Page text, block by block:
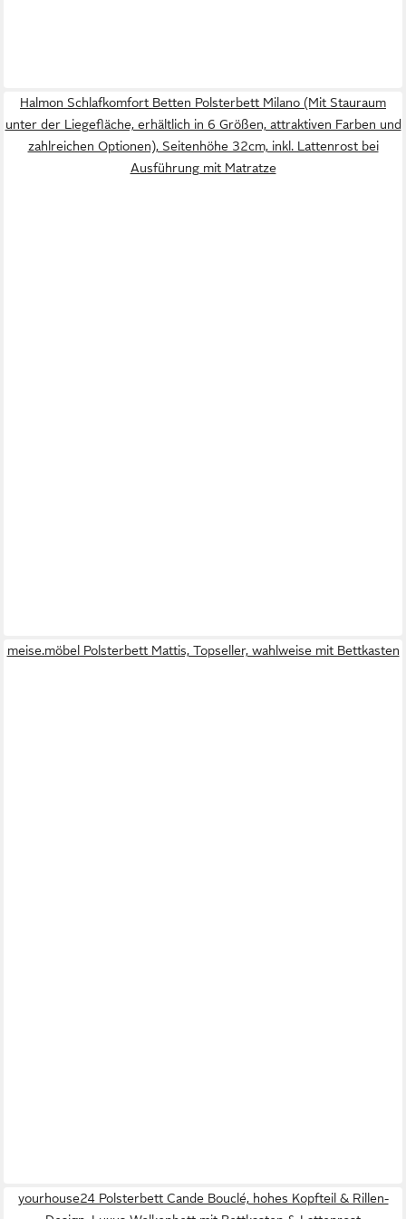
Halmon Schlafkomfort Betten Polsterbett Milano (Mit Stauraum
unter der Liegefläche, erhältlich in 6 Größen, attraktiven Farben und
zahlreichen Optionen), Seitenhöhe 32cm, inkl. Lattenrost bei
Ausführung mit Matratze
meise.möbel Polsterbett Mattis, Topseller, wahlweise mit Bettkasten
yourhouse24 Polsterbett Cande Bouclé, hohes Kopfteil & Rillen-